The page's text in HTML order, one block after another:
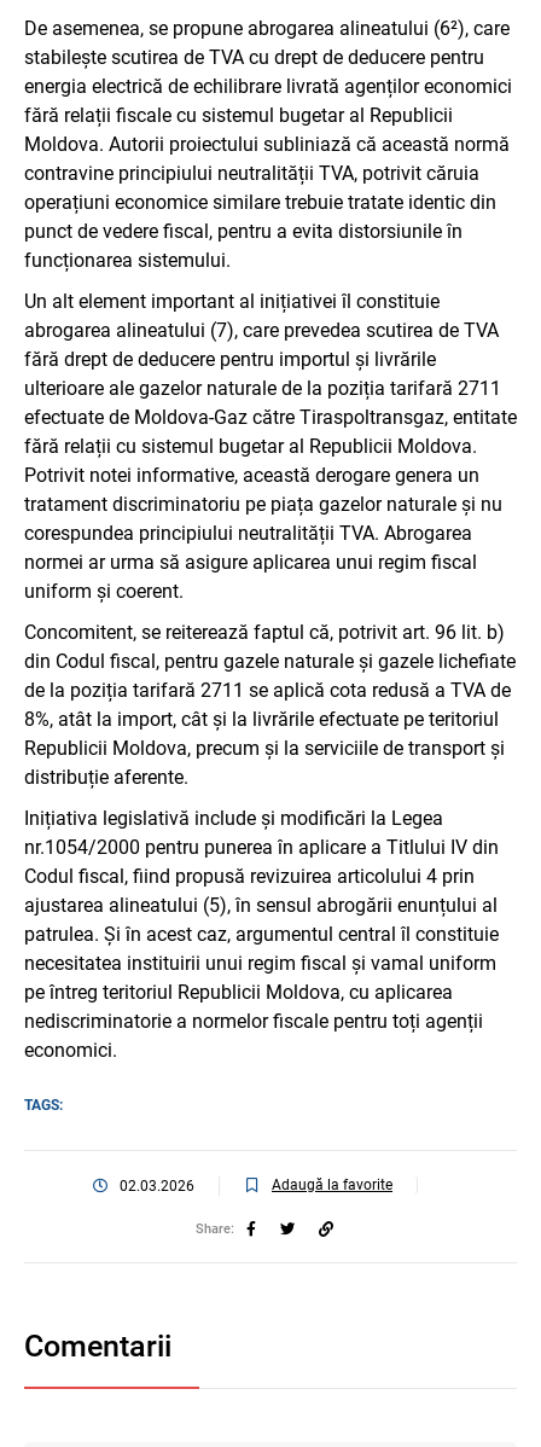
De asemenea, se propune abrogarea alineatului (6²), care
stabilește scutirea de TVA cu drept de deducere pentru
energia electrică de echilibrare livrată agenților economici
fără relații fiscale cu sistemul bugetar al Republicii
Moldova. Autorii proiectului subliniază că această normă
contravine principiului neutralității TVA, potrivit căruia
operațiuni economice similare trebuie tratate identic din
punct de vedere fiscal, pentru a evita distorsiunile în
funcționarea sistemului.
Un alt element important al inițiativei îl constituie
abrogarea alineatului (7), care prevedea scutirea de TVA
fără drept de deducere pentru importul și livrările
ulterioare ale gazelor naturale de la poziția tarifară 2711
efectuate de Moldova-Gaz către Tiraspoltransgaz, entitate
fără relații cu sistemul bugetar al Republicii Moldova.
Potrivit notei informative, această derogare genera un
tratament discriminatoriu pe piața gazelor naturale și nu
corespundea principiului neutralității TVA. Abrogarea
normei ar urma să asigure aplicarea unui regim fiscal
uniform și coerent.
Concomitent, se reiterează faptul că, potrivit art. 96 lit. b)
din Codul fiscal, pentru gazele naturale și gazele lichefiate
de la poziția tarifară 2711 se aplică cota redusă a TVA de
8%, atât la import, cât și la livrările efectuate pe teritoriul
Republicii Moldova, precum și la serviciile de transport și
distribuție aferente.
Inițiativa legislativă include și modificări la Legea
nr.1054/2000 pentru punerea în aplicare a Titlului IV din
Codul fiscal, fiind propusă revizuirea articolului 4 prin
ajustarea alineatului (5), în sensul abrogării enunțului al
patrulea. Și în acest caz, argumentul central îl constituie
necesitatea instituirii unui regim fiscal și vamal uniform
pe întreg teritoriul Republicii Moldova, cu aplicarea
nediscriminatorie a normelor fiscale pentru toți agenții
economici.
TAGS:
02.03.2026 Adaugă la favorite
Share:
Comentarii